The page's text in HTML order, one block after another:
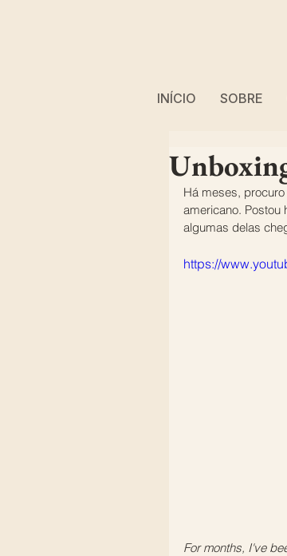
INÍCIO SOBRE
Há meses,
americano. Postou
algumas delas
https://
For months, I've